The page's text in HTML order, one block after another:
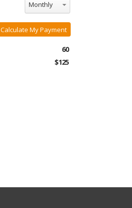
Monthly
Calculate My Payment
60
$125